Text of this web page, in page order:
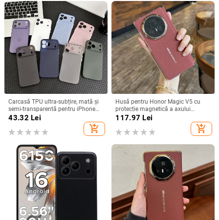
Carcasă TPU ultra-subțire, mată și
semi-transparentă pentru iPhone
11/12/14/15/16/17 Pro Max,
protecție împotriva căderilor, anti-
amprente
43.32 Lei
add_shopping_cart
Husă pentru Honor Magic V5 cu
protecție magnetică a axului
central, acoperire completă a
electroplacare, protecție anti-cădere
117.97 Lei
add_shopping_cart